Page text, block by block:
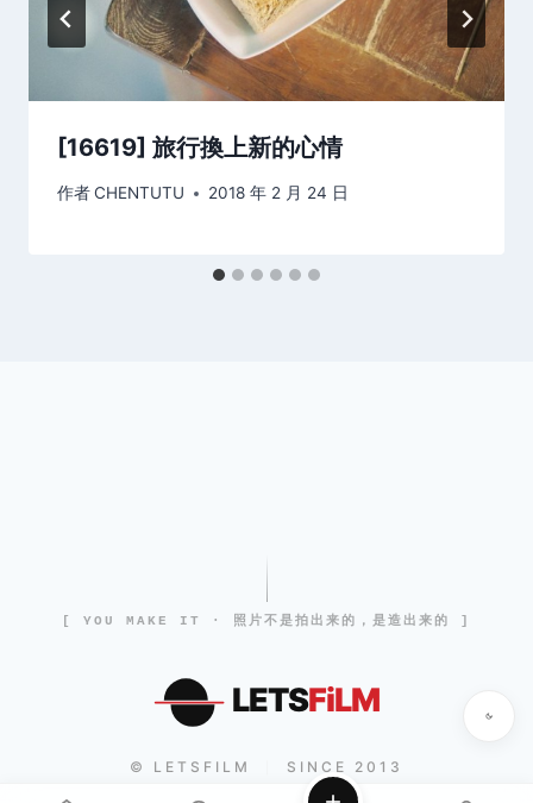
[16619] 旅行換上新的心情
作者CHENTUTU 2018 年 2 月 24 日
[ YOU MAKE IT · 照片不是拍出来的，是造出来的 ]
LETSFiLM
© LETSFILM SINCE 2013